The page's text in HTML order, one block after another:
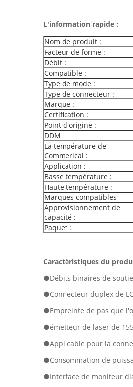
L'information rapide :
Nom de produit :
Facteur de forme :
Débit :
Compatible :
Type de mode :
Type de connecteur :
Marque :
Certification :
Point d'origine :
DDM
La température de
Commerical :
Application :
Basse température :
Haute température :
Marques compatibles
Approvisionnement de
capacité :
Paquet :
Caractéristiques du
●Débits binaires de
●Connecteur duplex de LC
●Empreinte de pas que
●émetteur de laser de
●Applicable pour la
●Consommation de
●Interface de moniteur